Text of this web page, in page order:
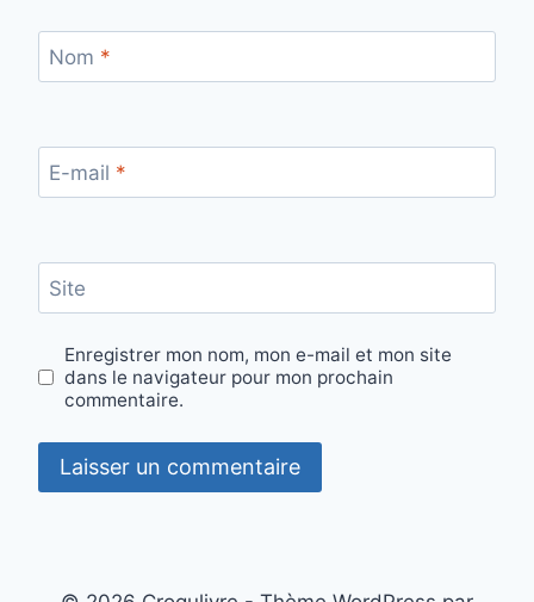
Nom *
E-mail *
Site
Enregistrer mon nom, mon e-mail et mon site
dans le navigateur pour mon prochain
commentaire.